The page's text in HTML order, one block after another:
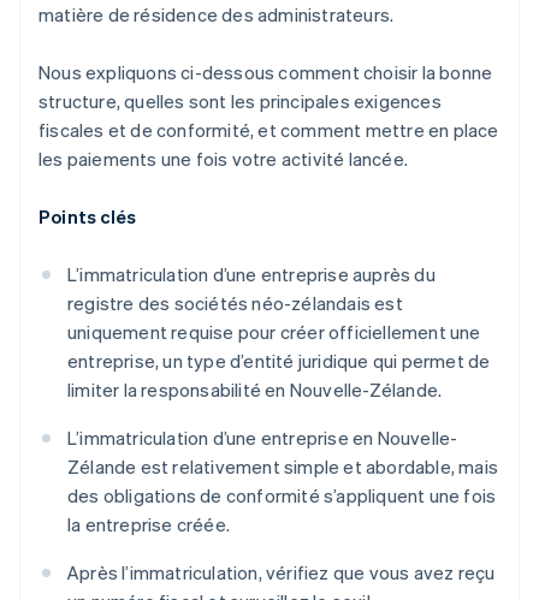
matière de résidence des administrateurs.
Nous expliquons ci-dessous comment choisir la bonne
structure, quelles sont les principales exigences
fiscales et de conformité, et comment mettre en place
les paiements une fois votre activité lancée.
Points clés
L’immatriculation d’une entreprise auprès du
registre des sociétés néo-zélandais est
uniquement requise pour créer officiellement une
entreprise, un type d’entité juridique qui permet de
limiter la responsabilité en Nouvelle-Zélande.
L’immatriculation d’une entreprise en Nouvelle-
Zélande est relativement simple et abordable, mais
des obligations de conformité s’appliquent une fois
la entreprise créée.
Après l’immatriculation, vérifiez que vous avez reçu